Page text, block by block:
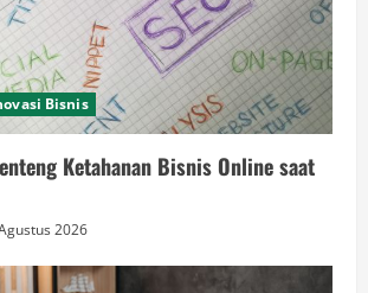
Bisnis
Ketahanan Bisnis Online saat
2026